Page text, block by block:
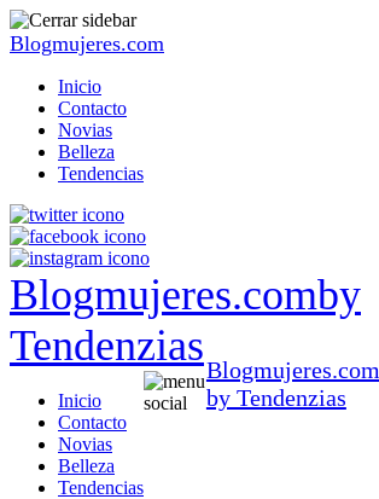
Blogmujeres.com
Inicio
Contacto
Novias
Belleza
Tendencias
Blogmujeres.comby
Tendenzias
Inicio
Contacto
Novias
Belleza
Tendencias
Blogmujeres.com
by Tendenzias